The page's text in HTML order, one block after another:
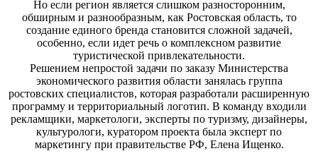
Но если регион является слишком разносторонним,
обширным и разнообразным, как Ростовская область, то
создание единого бренда становится сложной задачей,
особенно, если идет речь о комплексном развитие
туристической привлекательности.
Решением непростой задачи по заказу Министерства
экономического развития области занялась группа
ростовских специалистов, которая разработали расширенную
программу и территориальный логотип. В команду входили
рекламщики, маркетологи, эксперты по туризму, дизайнеры,
культурологи, куратором проекта была эксперт по
маркетингу при правительстве РФ, Елена Ищенко.